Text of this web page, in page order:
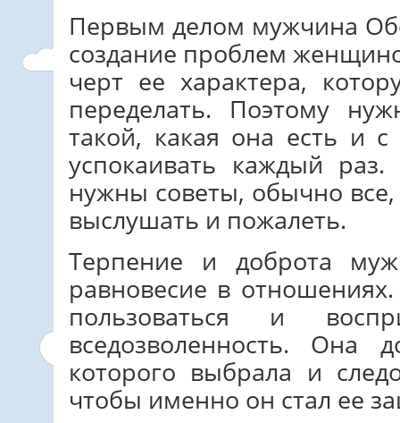
Первым делом мужчина
создание проблем
черт ее характера,
переделать. Поэтому
такой, какая она есть и
успокаивать каждый
нужны советы, обычно все,
выслушать и пожалеть.
Терпение и доброта
равновесие в
пользоваться и
вседозволенность. Она
которого выбрала и
чтобы именно он стал ее